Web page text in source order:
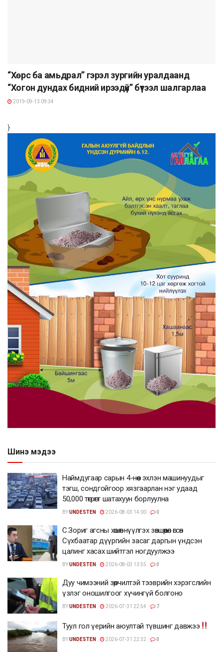
“Хөрс ба амьдрал” гэрэл зургийн уралдаанд
“Хогон дундах бидний ирээдүй” бүтээл шалгарлаа
2019-09-13 09:34
}
Шинэ мэдээ
Наймдугаар сарын 4-нөөс эхлэн машинуудыг
тэгш, сондгойгоор хязгаарлан нэг удаад
50,000 төгрөгт шатахуун борлуулна
BYUNDESTEN 2026-08-03 14:00 0
С.Зориг агсны хөшөөг нүүлгэх зөвшөөрөл өгсөн
Сүхбаатар дүүргийн засаг даргын үндсэн
цалинг хасах шийтгэл ногдуулжээ
BYUNDESTEN 2026-08-03 13:55 0
Дуу чимээний зөрчилтэй тээврийн хэрэгслийн
үзлэг оношилгоог хүчингүй болгоно
BYUNDESTEN 2026-07-31 22:54 7
Туул гол үерийн аюултай түвшинг давжээ
BYUNDESTEN 2026-07-31 22:32 0